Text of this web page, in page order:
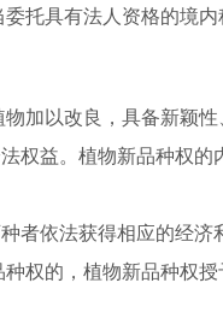
托具有法人资格的境内
加以改良，具备新颖性
权益。植物新品种权的
者依法获得相应的经济
权的，植物新品种权